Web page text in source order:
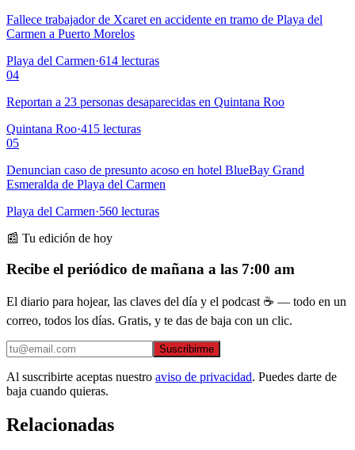
Fallece trabajador de Xcaret en accidente en tramo de Playa del
Carmen a Puerto Morelos
Playa del Carmen·614 lecturas
04
Reportan a 23 personas desaparecidas en Quintana Roo
Quintana Roo·415 lecturas
05
Denuncian caso de presunto acoso en hotel BlueBay Grand
Esmeralda de Playa del Carmen
Playa del Carmen·560 lecturas
📰 Tu edición de hoy
Recibe el periódico de mañana a las 7:00 am
El diario para hojear, las claves del día y el podcast ☕ — todo en un
correo, todos los días. Gratis, y te das de baja con un clic.
Suscribirme
Al suscribirte aceptas nuestro aviso de privacidad. Puedes darte de
baja cuando quieras.
Relacionadas